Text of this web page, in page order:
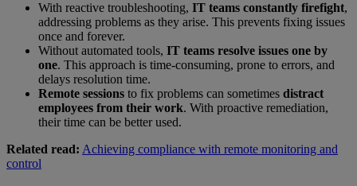
With reactive troubleshooting, IT teams constantly firefight,
addressing problems as they arise. This prevents fixing issues
once and forever.
Without automated tools, IT teams resolve issues one by
one. This approach is time-consuming, prone to errors, and
delays resolution time.
Remote sessions to fix problems can sometimes distract
employees from their work. With proactive remediation,
their time can be better used.
Related read: Achieving compliance with remote monitoring and
control